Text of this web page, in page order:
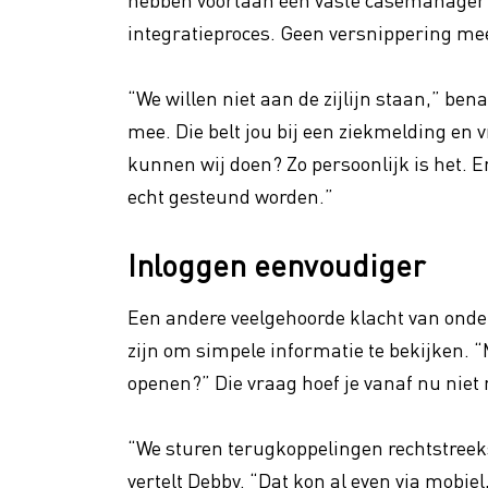
integratieproces. Geen versnippering
“We willen niet aan de zijlijn staan,”
mee. Die belt jou bij een ziekmelding en
kunnen wij doen? Zo persoonlijk is het.
echt gesteund worden.”
Inloggen eenvoudiger
Een andere veelgehoorde klacht van
zijn om simpele informatie te bekijken.
openen?” Die vraag hoef je vanaf nu
“We sturen terugkoppelingen
vertelt Debby. “Dat kon al even via